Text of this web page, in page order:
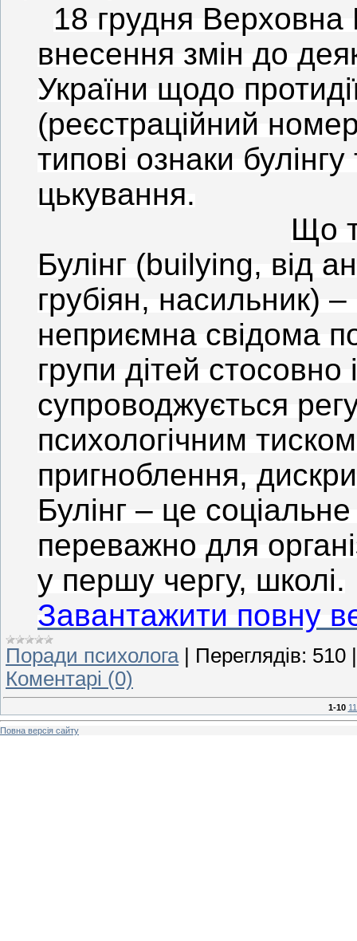
18 грудня
внесення змін до
України щодо
(реєстраційний
типові ознаки
цькування.
Що
Булінг (builying, від
грубіян, насильник)
неприємна свідома
групи дітей
супроводжується
психологічним
пригноблення,
Булінг – це
переважно для
у першу чергу, школі.
Завантажити повну
Поради психолога | Переглядів: 510
Коментарі (0)
1-10
Повна версія сайту